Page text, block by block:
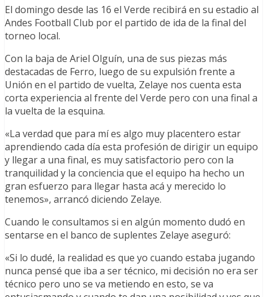
El domingo desde las 16 el Verde recibirá en su estadio al
Andes Football Club por el partido de ida de la final del
torneo local.
Con la baja de Ariel Olguín, una de sus piezas más
destacadas de Ferro, luego de su expulsión frente a
Unión en el partido de vuelta, Zelaye nos cuenta esta
corta experiencia al frente del Verde pero con una final a
la vuelta de la esquina.
«La verdad que para mí es algo muy placentero estar
aprendiendo cada día esta profesión de dirigir un equipo
y llegar a una final, es muy satisfactorio pero con la
tranquilidad y la conciencia que el equipo ha hecho un
gran esfuerzo para llegar hasta acá y merecido lo
tenemos», arrancó diciendo Zelaye.
Cuando le consultamos si en algún momento dudó en
sentarse en el banco de suplentes Zelaye aseguró:
«Si lo dudé, la realidad es que yo cuando estaba jugando
nunca pensé que iba a ser técnico, mi decisión no era ser
técnico pero uno se va metiendo en esto, se va